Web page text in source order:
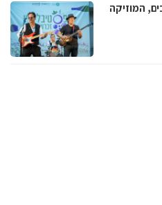
המוזיקה